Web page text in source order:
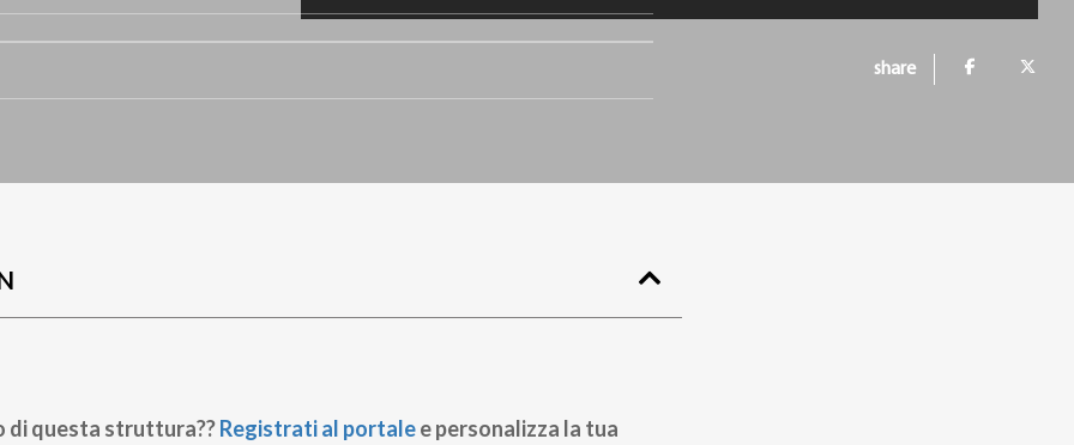
share
di questa struttura??Registrati al portalee personalizza la tua